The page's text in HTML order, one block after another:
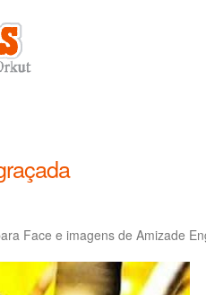
Face e imagens de Amizade